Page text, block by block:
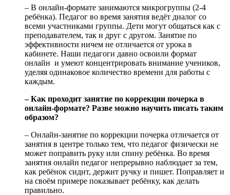
– В онлайн-формате занимаются микрогруппы (2-4
ребёнка). Педагог во время занятия ведёт диалог со
всеми участниками группы. Дети могут общаться как с
преподавателем, так и друг с другом. Занятие по
эффективности ничем не отличается от урока в
кабинете. Наши педагоги давно освоили формат
онлайн и умеют концентрировать внимание учеников,
уделяя одинаковое количество времени для работы с
каждым.
– Как проходит занятие по коррекции почерка в
онлайн-формате? Разве можно научить писать таким
образом?
– Онлайн-занятие по коррекции почерка отличается от
занятия в центре только тем, что педагог физически не
может поправить руку или спину ребёнка. Во время
занятия онлайн педагог непрерывно наблюдает за тем,
как ребёнок сидит, держит ручку и пишет. Поправляет и
на своём примере показывает ребёнку, как делать
правильно.